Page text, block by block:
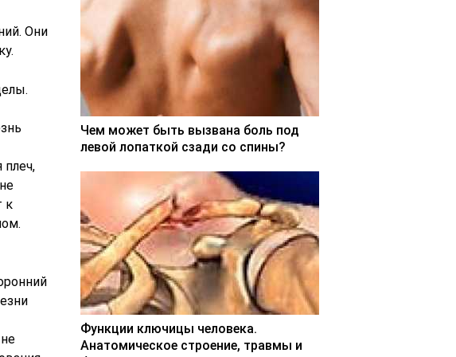
Они
плеч,
к
Чем может быть вызвана боль под
левой лопаткой сзади со спины?
Функции ключицы человека.
Анатомическое строение, травмы и